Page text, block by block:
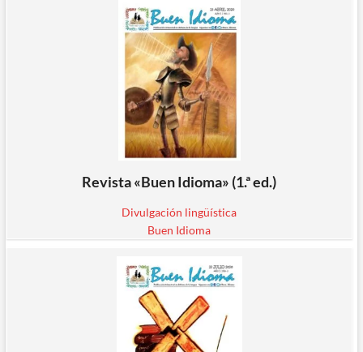
Revista «Buen Idioma» (1.ª ed.)
Divulgación lingüística
Buen Idioma